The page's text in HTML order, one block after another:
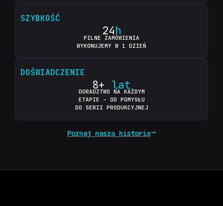
SZYBKOŚĆ
24h
PILNE ZAMÓWIENIA
WYKONUJEMY W 1 DZIEŃ
DOŚWIADCZENIE
8+ lat
DORADZTWO NA KAŻDYM
ETAPIE – OD POMYSŁU
DO SERII PRODUKCYJNEJ
Poznaj naszą historię